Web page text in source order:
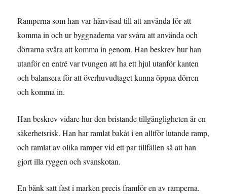
Ramperna som han var hänvisad till att använda för att
komma in och ur byggnaderna var svåra att använda och
dörrarna svåra att komma in genom. Han beskrev hur han
utanför en entré var tvungen att ha ett hjul utanför kanten
och balansera för att överhuvudtaget kunna öppna dörren
och komma in.
Han beskrev vidare hur den bristande tillgängligheten är en
säkerhetsrisk. Han har ramlat bakåt i en alltför lutande ramp,
och ramlat av olika ramper vid ett par tillfällen så att han
gjort illa ryggen och svanskotan.
En bänk satt fast i marken precis framför en av ramperna.